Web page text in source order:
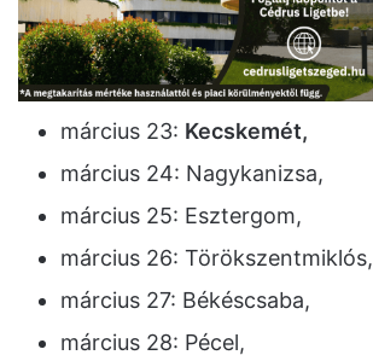
március 23: Kecskemét,
március 24: Nagykanizsa,
március 25: Esztergom,
március 26: Törökszentmiklós,
március 27: Békéscsaba,
március 28: Pécel,